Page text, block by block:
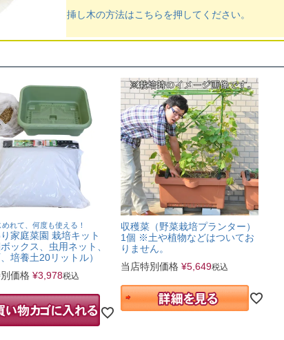
挿し木の方法はこちらを押してください。
れて、何度も使える！
家庭菜園 栽培キット
ボックス、虫用ネット、
培養土20リットル）
価格 ¥3,978税込
収穫菜（野菜栽培プランター）
1個 ※土や植物などはついてお
りません。
当店特別価格 ¥5,649税込